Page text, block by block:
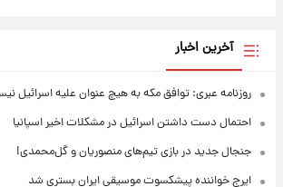
آخرین اخبار
روزنامه عبری: توافق مکه به هیچ عنوان علیه اسرائیل
احتمال دست داشتن اسرائیل در مشکلات اخیر اسپانیا
جنجال جدید در بازی تیم‌های منصوریان و گل‌محمدی!
ایرج خواننده پیشکسوت موسیقی ایران بستری شد